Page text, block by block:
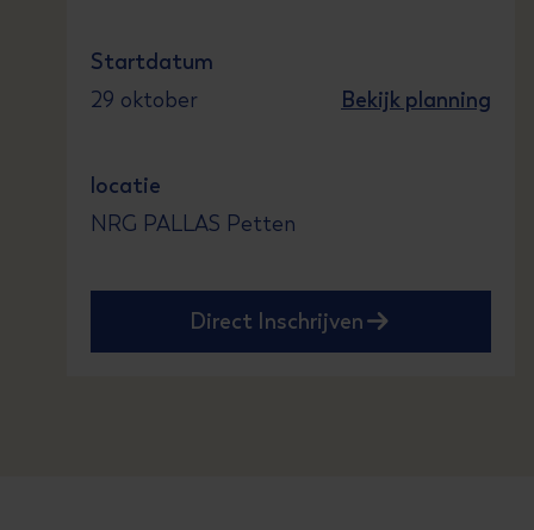
Startdatum
29 oktober
Bekijk planning
locatie
NRG PALLAS Petten
Direct Inschrijven